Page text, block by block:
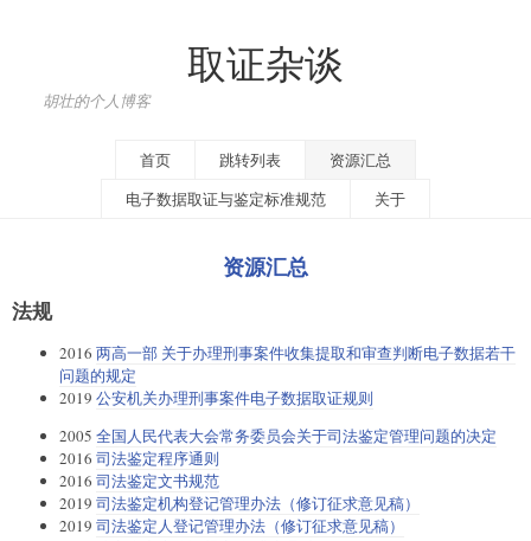
取证杂谈
胡壮的个人博客
首页 跳转列表
资源汇总
电子数据取证与鉴定标准规范
关于
资源汇总
法规
2016 两高一部 关于办理刑事案件收集提取和审查判断电子数据若干
问题的规定
2019 公安机关办理刑事案件电子数据取证规则
2005 全国人民代表大会常务委员会关于司法鉴定管理问题的决定
2016 司法鉴定程序通则
2016 司法鉴定文书规范
2019 司法鉴定机构登记管理办法（修订征求意见稿）
2019 司法鉴定人登记管理办法（修订征求意见稿）